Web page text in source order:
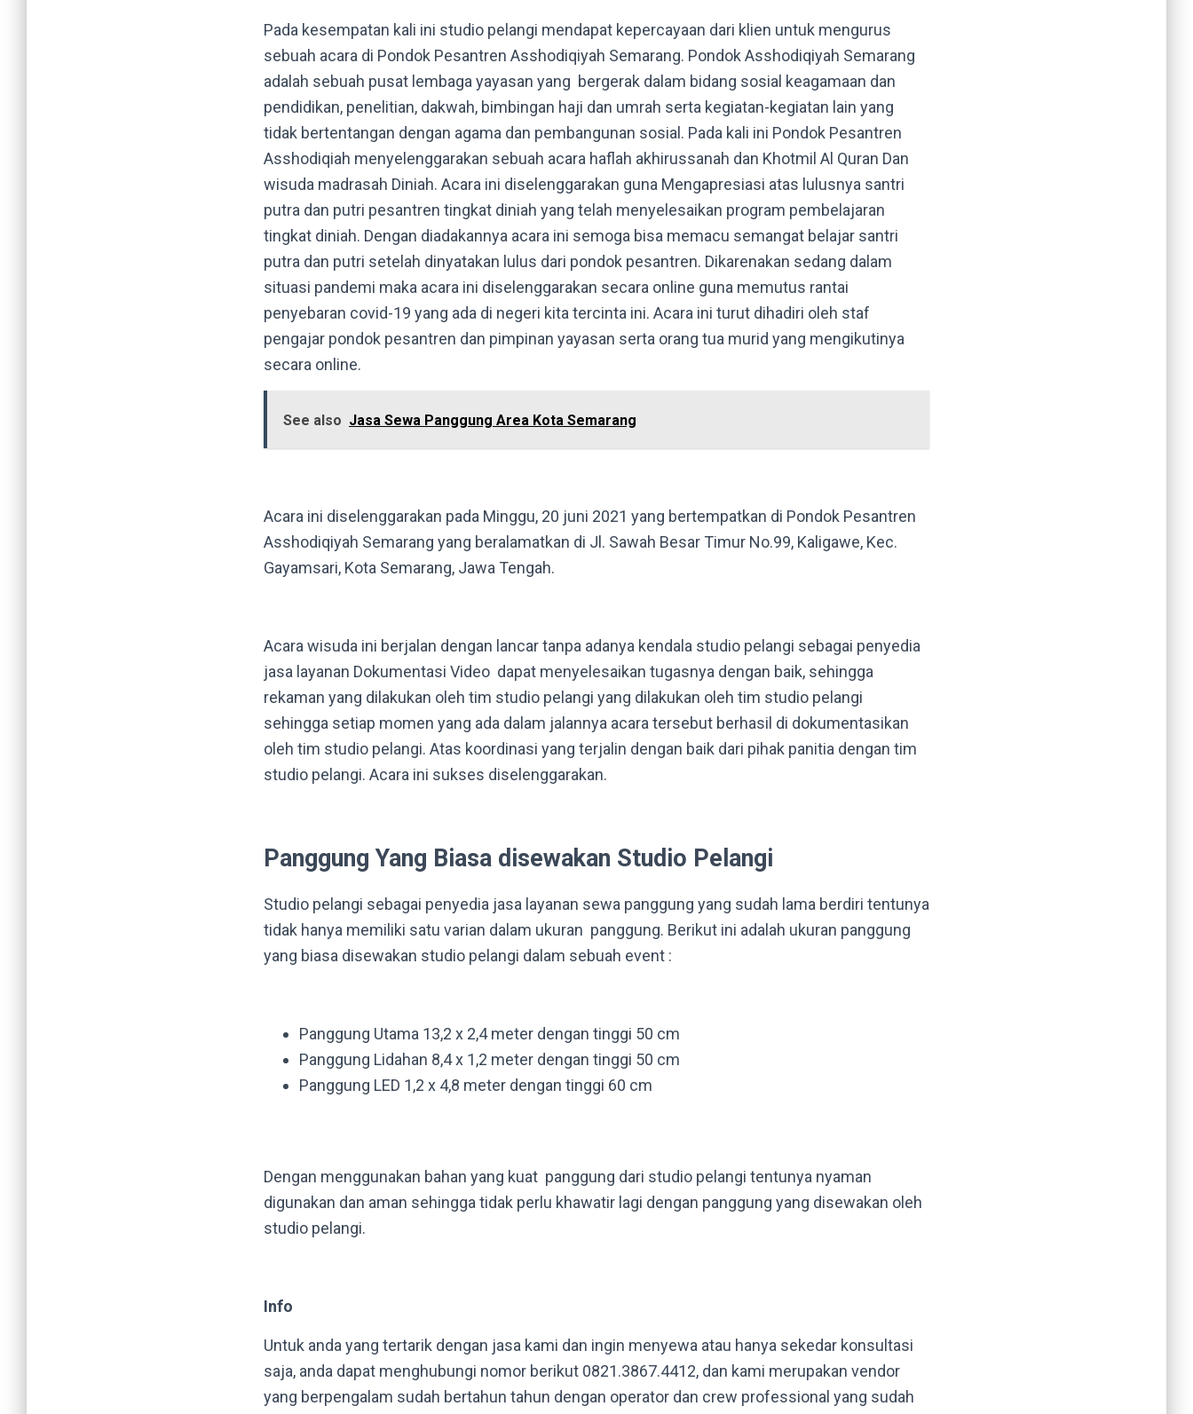
Pada kesempatan kali ini studio pelangi mendapat kepercayaan dari klien untuk mengurus
sebuah acara di Pondok Pesantren Asshodiqiyah Semarang. Pondok Asshodiqiyah Semarang
adalah sebuah pusat lembaga yayasan yang bergerak dalam bidang sosial keagamaan dan
pendidikan, penelitian, dakwah, bimbingan haji dan umrah serta kegiatan-kegiatan lain yang
tidak bertentangan dengan agama dan pembangunan sosial. Pada kali ini Pondok Pesantren
Asshodiqiah menyelenggarakan sebuah acara haflah akhirussanah dan Khotmil Al Quran Dan
wisuda madrasah Diniah. Acara ini diselenggarakan guna Mengapresiasi atas lulusnya santri
putra dan putri pesantren tingkat diniah yang telah menyelesaikan program pembelajaran
tingkat diniah. Dengan diadakannya acara ini semoga bisa memacu semangat belajar santri
putra dan putri setelah dinyatakan lulus dari pondok pesantren. Dikarenakan sedang dalam
situasi pandemi maka acara ini diselenggarakan secara online guna memutus rantai
penyebaran covid-19 yang ada di negeri kita tercinta ini. Acara ini turut dihadiri oleh staf
pengajar pondok pesantren dan pimpinan yayasan serta orang tua murid yang mengikutinya
secara online.
See also Jasa Sewa Panggung Area Kota Semarang
Acara ini diselenggarakan pada Minggu, 20 juni 2021 yang bertempatkan di Pondok Pesantren
Asshodiqiyah Semarang yang beralamatkan di Jl. Sawah Besar Timur No.99, Kaligawe, Kec.
Gayamsari, Kota Semarang, Jawa Tengah.
Acara wisuda ini berjalan dengan lancar tanpa adanya kendala studio pelangi sebagai penyedia
jasa layanan Dokumentasi Video dapat menyelesaikan tugasnya dengan baik, sehingga
rekaman yang dilakukan oleh tim studio pelangi yang dilakukan oleh tim studio pelangi
sehingga setiap momen yang ada dalam jalannya acara tersebut berhasil di dokumentasikan
oleh tim studio pelangi. Atas koordinasi yang terjalin dengan baik dari pihak panitia dengan tim
studio pelangi. Acara ini sukses diselenggarakan.
Panggung Yang Biasa disewakan Studio Pelangi
Studio pelangi sebagai penyedia jasa layanan sewa panggung yang sudah lama berdiri tentunya
tidak hanya memiliki satu varian dalam ukuran panggung. Berikut ini adalah ukuran panggung
yang biasa disewakan studio pelangi dalam sebuah event :
Panggung Utama 13,2 x 2,4 meter dengan tinggi 50 cm
Panggung Lidahan 8,4 x 1,2 meter dengan tinggi 50 cm
Panggung LED 1,2 x 4,8 meter dengan tinggi 60 cm
Dengan menggunakan bahan yang kuat panggung dari studio pelangi tentunya nyaman
digunakan dan aman sehingga tidak perlu khawatir lagi dengan panggung yang disewakan oleh
studio pelangi.
Info
Untuk anda yang tertarik dengan jasa kami dan ingin menyewa atau hanya sekedar konsultasi
saja, anda dapat menghubungi nomor berikut 0821.3867.4412, dan kami merupakan vendor
yang berpengalam sudah bertahun tahun dengan operator dan crew professional yang sudah